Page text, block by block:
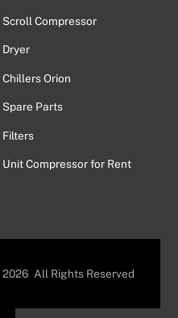
Scroll Compressor
Dryer
Chillers Orion
Spare Parts
Filters
Unit Compressor for Rent
2026 All Rights Reserved